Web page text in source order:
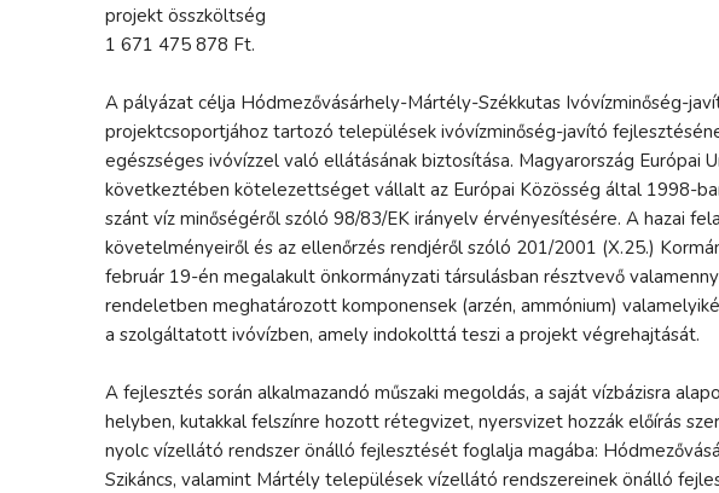
projekt összköltség
1 671 475 878 Ft.
A pályázat célja Hódmezővásárhely-Mártély-Székkutas Ivóvízminőség-
projektcsoportjához tartozó települések ivóvízminőség-javító
egészséges ivóvízzel való ellátásának biztosítása. Magyarország Európai
következtében kötelezettséget vállalt az Európai Közösség által 1998-
szánt víz minőségéről szóló 98/83/EK irányelv érvényesítésére. A hazai
követelményeiről és az ellenőrzés rendjéről szóló 201/2001 (X.25.)
február 19-én megalakult önkormányzati társulásban résztvevő
rendeletben meghatározott komponensek (arzén, ammónium)
a szolgáltatott ivóvízben, amely indokolttá teszi a projekt végrehajtását.
A fejlesztés során alkalmazandó műszaki megoldás, a saját vízbázisra
helyben, kutakkal felszínre hozott rétegvizet, nyersvizet hozzák előírás
nyolc vízellátó rendszer önálló fejlesztését foglalja magába:
Szikáncs, valamint Mártély települések vízellátó rendszereinek önálló